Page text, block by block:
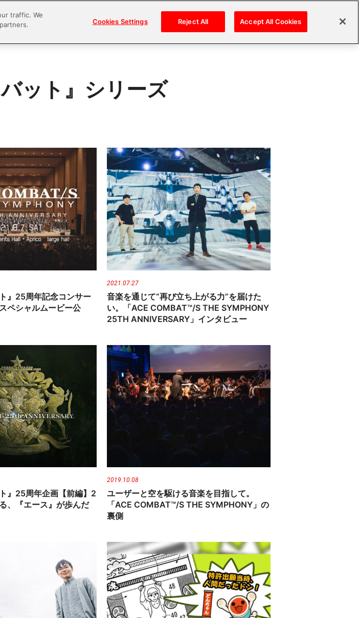
ット』シリーズ
』25周年記念コンサー
ペシャルムービー公
2021.07.27
音楽を通じて“再び立ち上がる力”を届けた
い。「ACE COMBAT™/S THE SYMPHONY
25TH ANNIVERSARY」インタビュー
』25周年企画【前編】2
、『エース』が歩んだ
2019.10.08
ユーザーと空を駆ける音楽を目指して。
「ACE COMBAT™/S THE SYMPHONY」の
裏側
traffic. We
Cookies Settings Reject All Accept All Cookies